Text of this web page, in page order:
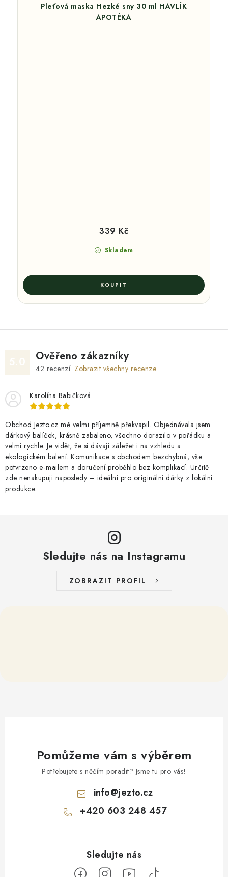
Pleťová maska Hezké sny 30 ml HAVLÍK
APOTÉKA
Skladem
339 Kč
Ověřeno zákazníky
42 recenzí. Zobrazit všechny recenze
Karolína Babičková
Obchod Jezto.cz mě velmi příjemně překvapil. Objednávala jsem
dárkový balíček, krásně zabaleno, všechno dorazilo v pořádku a
velmi rychle. Je vidět, že si dávají záležet i na vzhledu a
ekologickém balení. Komunikace s obchodem bezchybná, vše
potvrzeno e‑mailem a doručení proběhlo bez komplikací. Určitě
zde nenakupuji naposledy – ideální pro originální dárky z lokální
produkce.
Sledujte nás na Instagramu
ZOBRAZIT PROFIL
Pomůžeme vám s výběrem
Potřebujete s něčím poradit? Jsme tu pro vás!
info@jezto.cz
+420 603 248 457